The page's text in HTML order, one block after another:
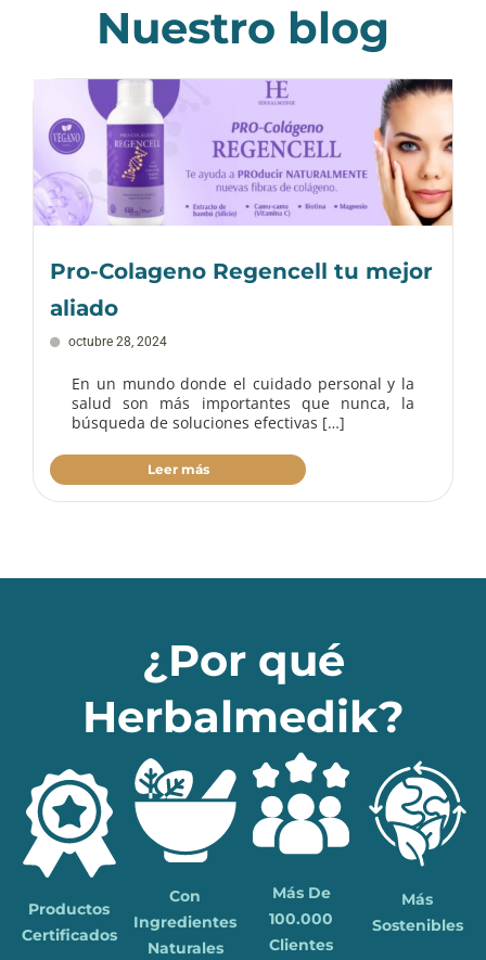
Nuestro blog
Pro-Colageno Regencell tu mejor
aliado
octubre 28, 2024
En un mundo donde el cuidado personal y la
salud son más importantes que nunca, la
búsqueda de soluciones efectivas […]
Leer más
¿Por qué
Herbalmedik?
Productos
Certificados
Con
Ingredientes
Naturales
Más De
100.000
Clientes
Más
Sostenibles